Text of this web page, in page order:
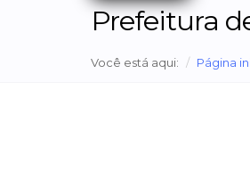
Prefeitura
Você está aqui: Página